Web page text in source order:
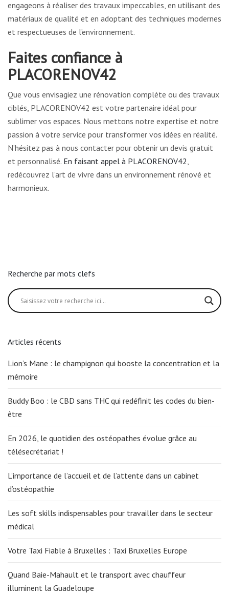
engageons à réaliser des travaux impeccables, en utilisant des
matériaux de qualité et en adoptant des techniques modernes
et respectueuses de l’environnement.
Faites confiance à
PLACORENOV42
Que vous envisagiez une rénovation complète ou des travaux
ciblés, PLACORENOV42 est votre partenaire idéal pour
sublimer vos espaces. Nous mettons notre expertise et notre
passion à votre service pour transformer vos idées en réalité.
N’hésitez pas à nous contacter pour obtenir un devis gratuit
et personnalisé. En faisant appel à PLACORENOV42,
redécouvrez l’art de vivre dans un environnement rénové et
harmonieux.
Recherche par mots clefs
Articles récents
Lion’s Mane : le champignon qui booste la concentration et la
mémoire
Buddy Boo : le CBD sans THC qui redéfinit les codes du bien-
être
En 2026, le quotidien des ostéopathes évolue grâce au
télésecrétariat !
L’importance de l’accueil et de l’attente dans un cabinet
d’ostéopathie
Les soft skills indispensables pour travailler dans le secteur
médical
Votre Taxi Fiable à Bruxelles : Taxi Bruxelles Europe
Quand Baie-Mahault et le transport avec chauffeur
illuminent la Guadeloupe